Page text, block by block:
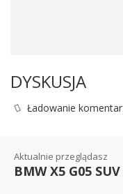
DYSKUSJA
Ładowanie
Aktualnie przeglądasz
BMW X5 G05